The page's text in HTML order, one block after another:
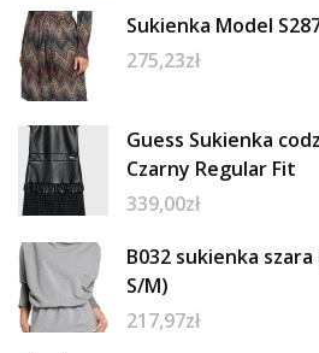
Sukienka Model
275,23zł
Guess Sukienka
Czarny Regular Fit
339,00zł
B032 sukienka
S/M)
217,97zł